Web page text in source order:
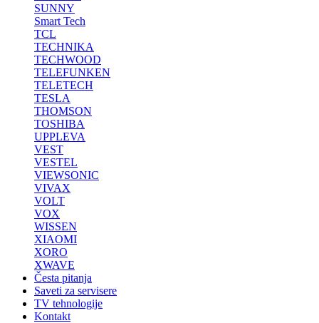
SUNNY
Smart Tech
TCL
TECHNIKA
TECHWOOD
TELEFUNKEN
TELETECH
TESLA
THOMSON
TOSHIBA
UPPLEVA
VEST
VESTEL
VIEWSONIC
VIVAX
VOLT
VOX
WISSEN
XIAOMI
XORO
XWAVE
Česta pitanja
Saveti za servisere
TV tehnologije
Kontakt